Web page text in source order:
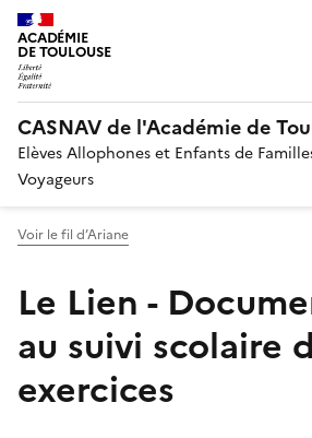
ACADÉMIE
DE TOULOUSE
CASNAV de l'Académie de
Elèves Allophones et Enfants de
Voyageurs
Voir le fil d’Ariane
Le Lien -
au suivi scolaire
exercices